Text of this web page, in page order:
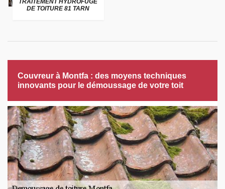
TRAITEMENT HYDROFUGE
DE TOITURE 81 TARN
Couvreur à Montfa : des moyens techniques
innovants pour le démoussage de votre toit